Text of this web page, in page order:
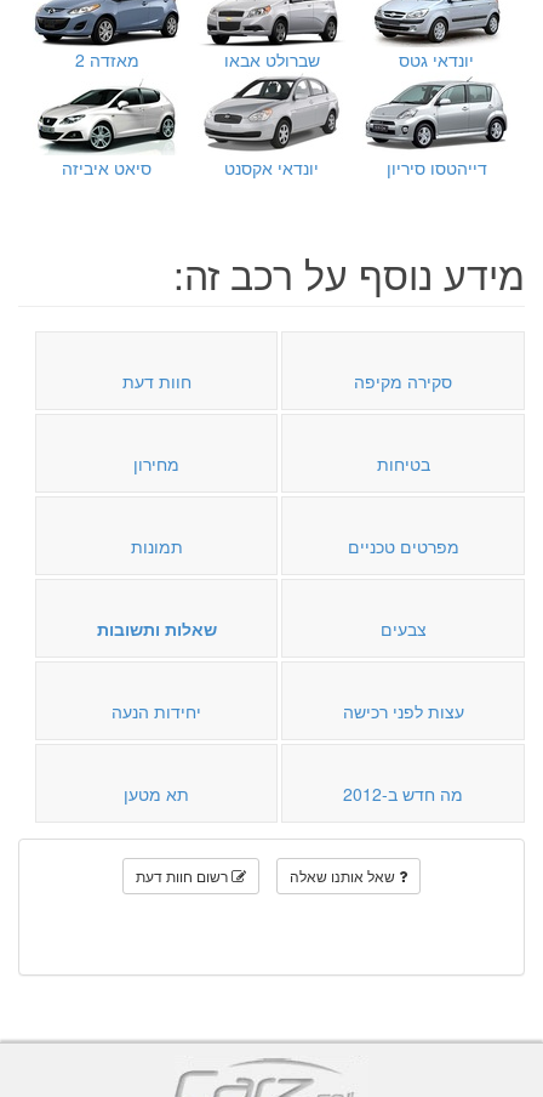
יונדאי גטס שברולט אבאו מאזדה 2
דייהטסו סיריון יונדאי אקסנט סיאט איביזה
מידע נוסף על רכב זה:
סקירה מקיפה חוות דעת
בטיחות מחירון
מפרטים טכניים תמונות
צבעים שאלות ותשובות
עצות לפני רכישה יחידות הנעה
מה חדש ב-2012 תא מטען
שאל אותנו שאלה רשום חוות דעת